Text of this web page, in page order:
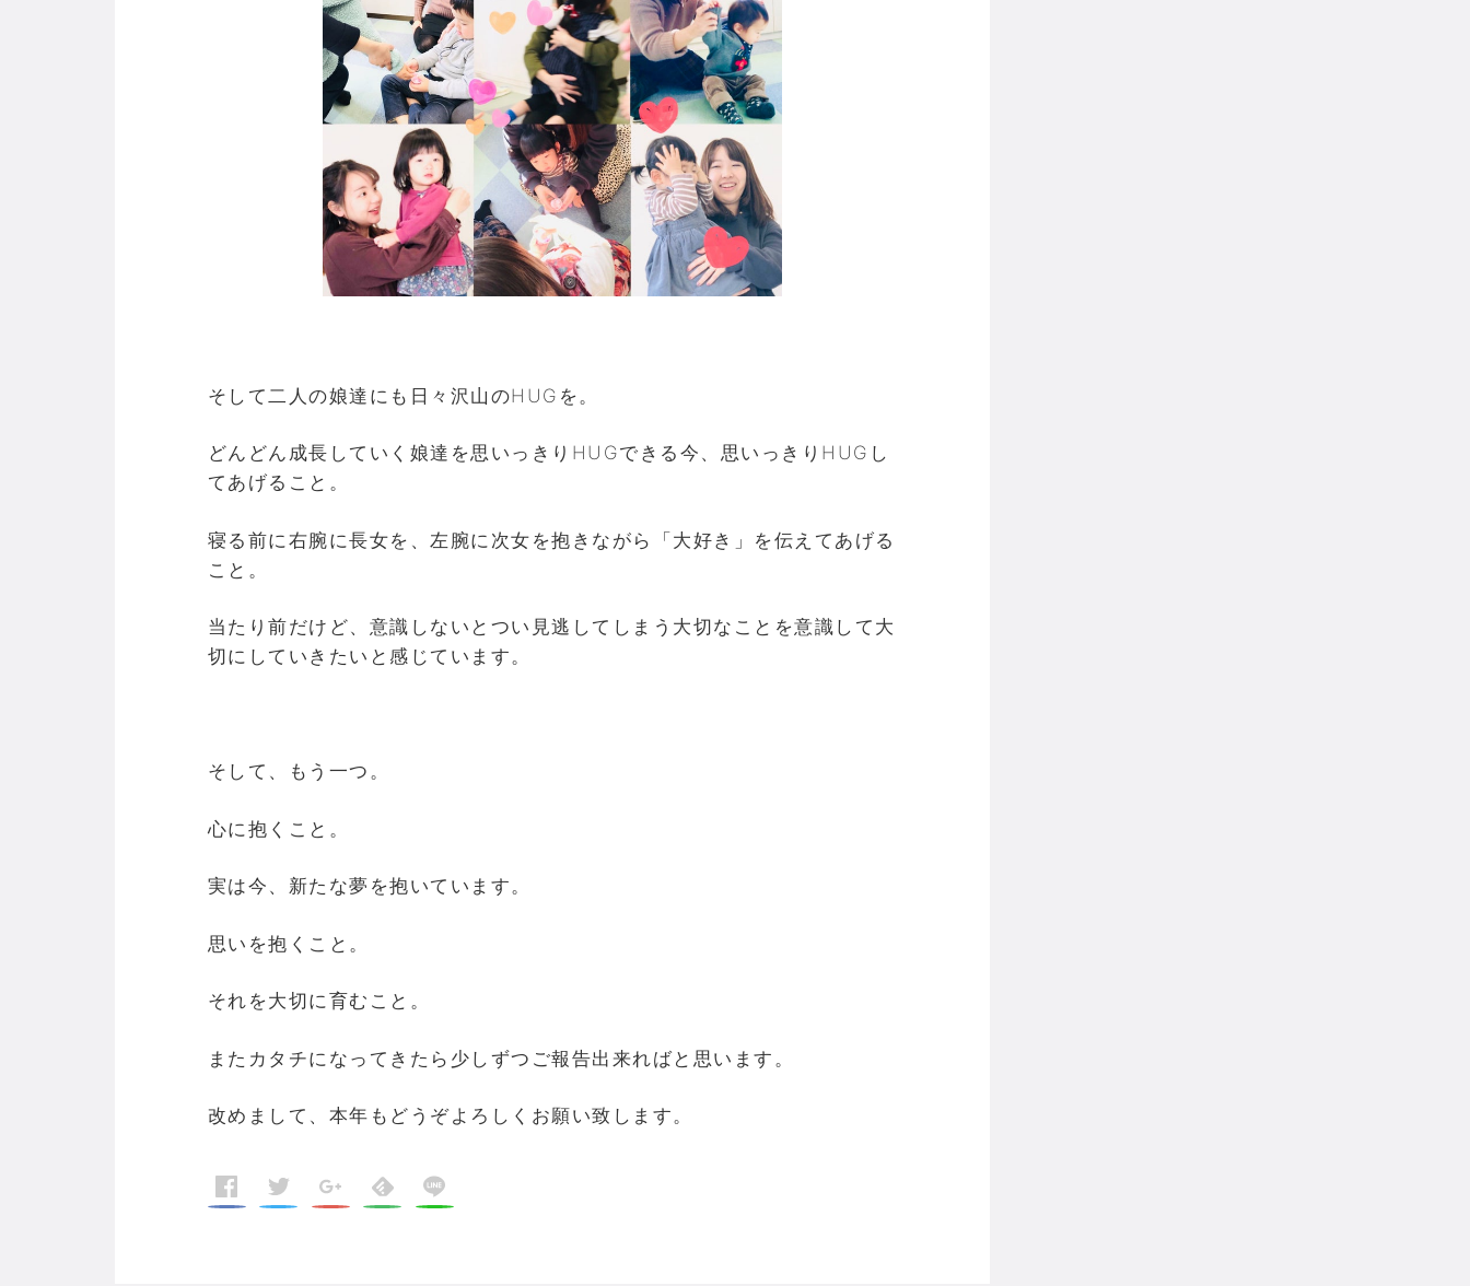
そして二人の娘達にも日々沢山のHUGを。
どんどん成長していく娘達を思いっきりHUGできる今、思いっきりHUGし
てあげること。
寝る前に右腕に長女を、左腕に次女を抱きながら「大好き」を伝えてあげる
こと。
当たり前だけど、意識しないとつい見逃してしまう大切なことを意識して大
切にしていきたいと感じています。
そして、もう一つ。
心に抱くこと。
実は今、新たな夢を抱いています。
思いを抱くこと。
それを大切に育むこと。
またカタチになってきたら少しずつご報告出来ればと思います。
改めまして、本年もどうぞよろしくお願い致します。